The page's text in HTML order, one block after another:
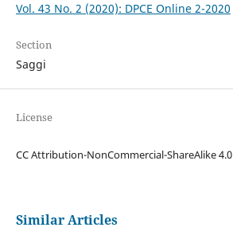
Vol. 43 No. 2 (2020): DPCE Online 2-2020
Section
Saggi
License
CC Attribution-NonCommercial-ShareAlike 4.0
Similar Articles